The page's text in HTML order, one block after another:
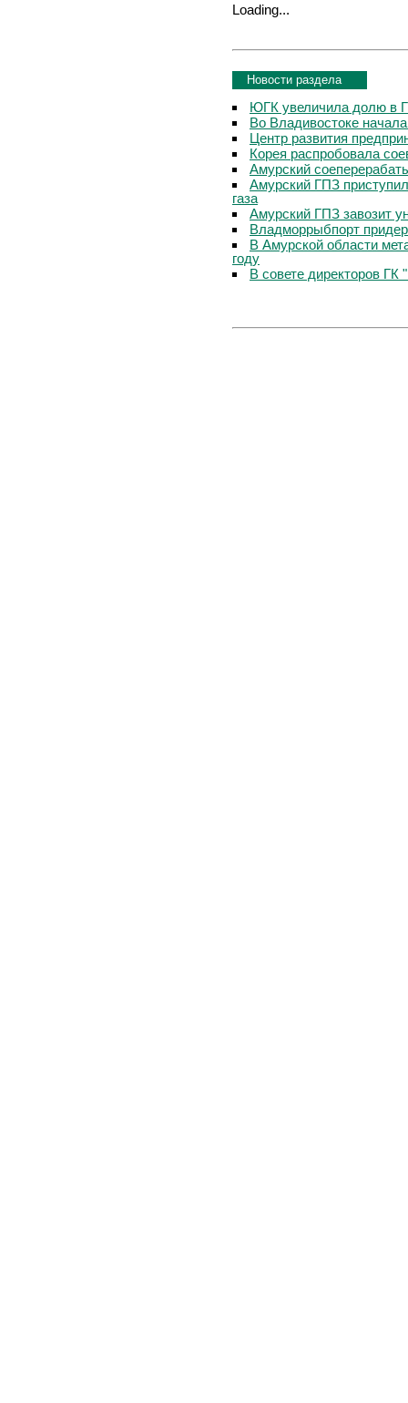
Loading...
Новости раздела
ЮГК увеличила долю в
Во Владивостоке
Центр развития
Корея распробовала
Амурский
Амурский ГПЗ
газа
Амурский ГПЗ завозит
Владморрыбпорт
В Амурской области
году
В совете директоров ГК